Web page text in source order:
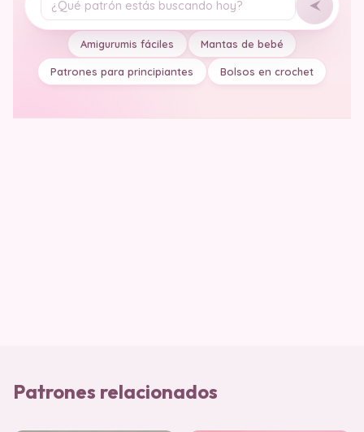
Tu pregunta
Amigurumis fáciles Mantas de bebé
Patrones para principiantes Bolsos en crochet
Patrones relacionados